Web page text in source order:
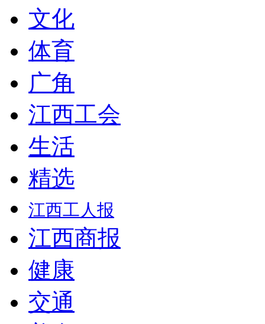
文化
体育
广角
江西工会
生活
精选
江西工人报
江西商报
健康
交通